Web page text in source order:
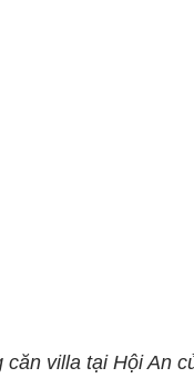
căn villa tại Hội An